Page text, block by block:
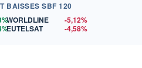
BAISSES SBF 120
WORLDLINE
-5,12%
EUTELSAT
-4,58%